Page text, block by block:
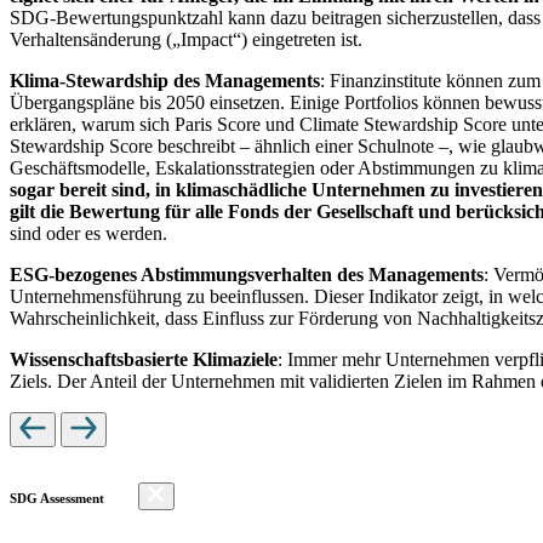
SDG-Bewertungspunktzahl kann dazu beitragen sicherzustellen,
Verhaltensänderung („Impact“) eingetreten ist.
Klima-Stewardship des Managements: Finanzinstitute können
Übergangspläne bis 2050 einsetzen. Einige Portfolios können
erklären, warum sich Paris Score und Climate Stewardship Score
Stewardship Score beschreibt – ähnlich einer Schulnote –, wie
Geschäftsmodelle, Eskalationsstrategien oder Abstimmungen zu
sogar bereit sind, in klimaschädliche Unternehmen zu
gilt die Bewertung für alle Fonds der Gesellschaft und
sind oder es werden.
ESG-bezogenes Abstimmungsverhalten des Managements:
Unternehmensführung zu beeinflussen. Dieser Indikator zeigt, in
Wahrscheinlichkeit, dass Einfluss zur Förderung von
Wissenschaftsbasierte Klimaziele: Immer mehr Unternehmen
Ziels. Der Anteil der Unternehmen mit validierten Zielen im
SDG Assessment